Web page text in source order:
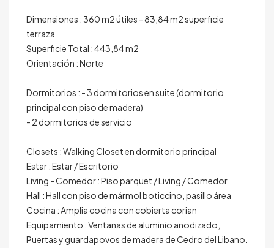
Dimensiones : 360 m2 útiles - 83,84 m2 superficie
terraza
Superficie Total : 443,84 m2
Orientación : Norte
Dormitorios : - 3 dormitorios en suite (dormitorio
principal con piso de madera)
- 2 dormitorios de servicio
Closets : Walking Closet en dormitorio principal
Estar : Estar / Escritorio
Living - Comedor : Piso parquet / Living / Comedor
Hall : Hall con piso de mármol boticcino, pasillo área
Cocina : Amplia cocina con cobierta corian
Equipamiento : Ventanas de aluminio anodizado,
Puertas y guardapovos de madera de Cedro del Libano.